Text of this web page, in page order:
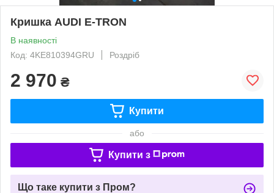
Кришка AUDI E-TRON
В наявності
Код: 4KE810394GRU
Роздріб
2 970 ₴
Купити
або
Купити з
Що таке купити з Пром?